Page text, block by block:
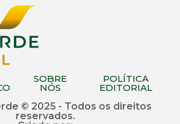
SOBRE
NÓS
POLÍTICA
EDITORIAL
© 2025 - Todos os direitos
reservados.